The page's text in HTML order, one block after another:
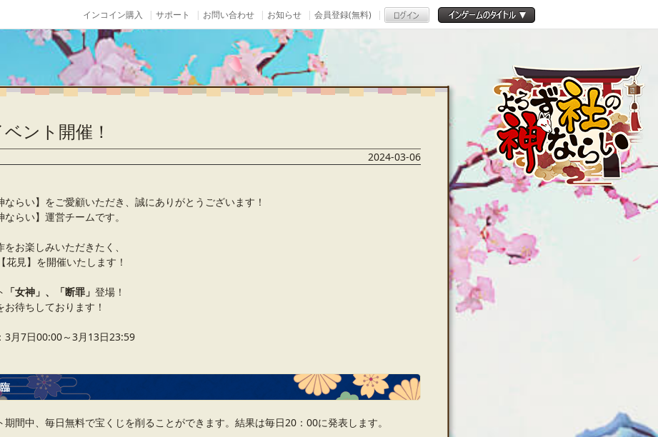
インコイン購入 サポート お問い合わせ お知らせ 会員登録(無料)
ント開催！
2024-03-06
ならい】をご愛顧いただき、誠にありがとうございます！
ならい】運営チームです。
お楽しみいただきたく、
花見】を開催いたします！
「女神」、「断罪」 登場！
待ちしております！
3月7日00:00～3月13日23:59
期間中、毎日無料で宝くじを削ることができます。結果は毎日20：00に発表します。